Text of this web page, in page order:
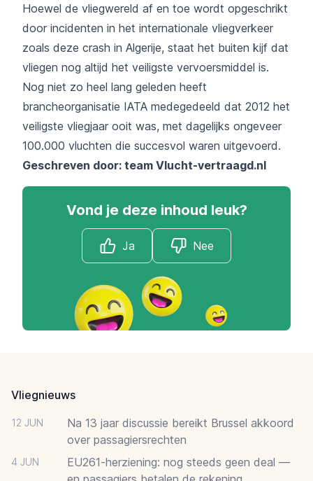
Hoewel de vliegwereld af en toe wordt opgeschrikt
door incidenten in het internationale vliegverkeer
zoals deze crash in Algerije, staat het buiten kijf dat
vliegen nog altijd het veiligste vervoersmiddel is.
Nog niet zo heel lang geleden heeft
brancheorganisatie IATA medegedeeld dat 2012 het
veiligste vliegjaar ooit was, met dagelijks ongeveer
100.000 vluchten die succesvol waren uitgevoerd.
Geschreven door: team Vlucht-vertraagd.nl
Vond je deze inhoud leuk?
Ja Nee
Vliegnieuws
12 JUN
Na 13 jaar discussie bereikt Brussel akkoord
over passagiersrechten
4 JUN
EU261-herziening: nog steeds geen deal —